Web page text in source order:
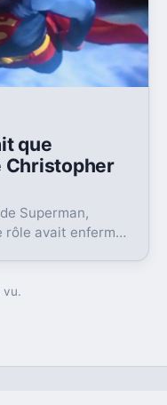
que
Christopher
Superman,
rôle avait enfermé